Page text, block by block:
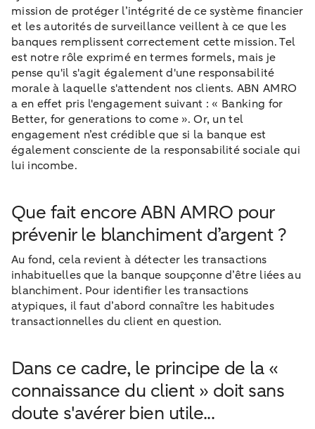
mission de protéger l’intégrité de ce système financier
et les autorités de surveillance veillent à ce que les
banques remplissent correctement cette mission. Tel
est notre rôle exprimé en termes formels, mais je
pense qu'il s'agit également d'une responsabilité
morale à laquelle s'attendent nos clients. ABN AMRO
a en effet pris l'engagement suivant : « Banking for
Better, for generations to come ». Or, un tel
engagement n’est crédible que si la banque est
également consciente de la responsabilité sociale qui
lui incombe.
Que fait encore ABN AMRO pour
prévenir le blanchiment d’argent ?
Au fond, cela revient à détecter les transactions
inhabituelles que la banque soupçonne d’être liées au
blanchiment. Pour identifier les transactions
atypiques, il faut d’abord connaître les habitudes
transactionnelles du client en question.
Dans ce cadre, le principe de la «
connaissance du client » doit sans
doute s'avérer bien utile...